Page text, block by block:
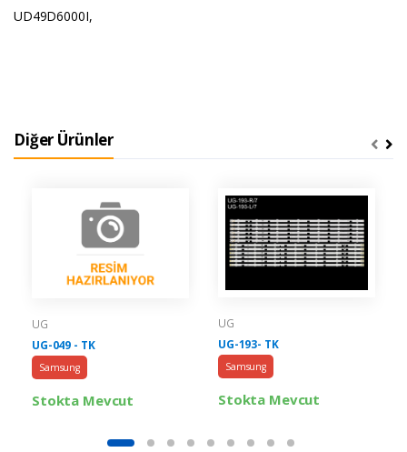
UD49D6000I,
Diğer Ürünler
UG
UG-049 - TK
Samsung
Stokta Mevcut
UG
UG-193- TK
Samsung
Stokta Mevcut